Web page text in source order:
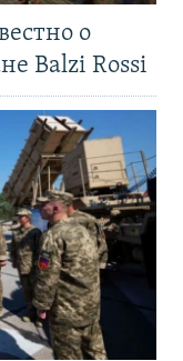
о
Balzi Rossi